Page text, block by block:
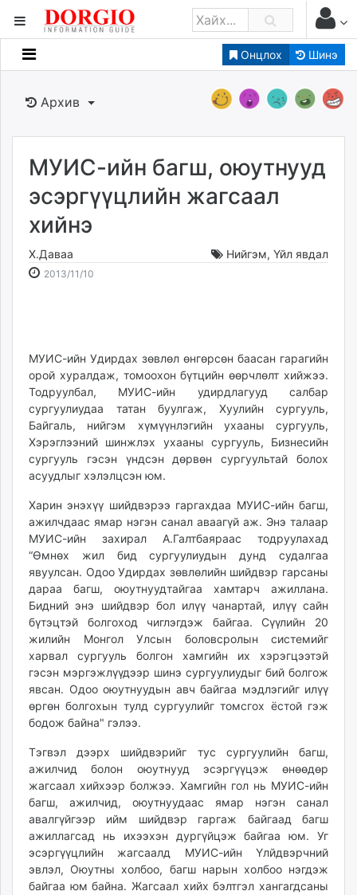
Онцлох Шинэ
Мэдээллийн
Банк санхүү
Бизнес ААН
Төрийн
dorgio.mn
Gogo.mn
caak.mn
ikon.mn
mnb.mn
Livetv.mn
Eguur.mn
24tsag.mn
shuud.mn
ergelt.mn
zarig.mn
today.mn
zuv.mn
mminfo.mn
ugluu.mn
urlag.mn
asu.mn
shudarga.mn
shuurhai.mn
unuudur.mn
isee.mn
mglradio.com
fact.mn
itoim.mn
tumen.mn
shuum.mn
times.mn
tvmongolia.mn
Архив
МУИС-ийн багш, оюутнууд
эсэргүүцлийн жагсаал
хийнэ
Х.Даваа Нийгэм, Үйл явдал
2013/11/10
МУИС-ийн Удирдах зөвлөл өнгөрсөн баасан гарагийн
орой хуралдаж, томоохон бүтцийн өөрчлөлт хийжээ.
Тодруулбал, МУИС-ийн удирдлагууд салбар
сургуулиудаа татан буулгаж, Хуулийн сургууль,
Байгаль, нийгэм хүмүүнлэгийн ухааны сургууль,
Хэрэглээний шинжлэх ухааны сургууль, Бизнесийн
сургууль гэсэн үндсэн дөрвөн сургуультай болох
асуудлыг хэлэлцсэн юм.
Харин энэхүү шийдвэрээ гаргахдаа МУИС-ийн багш,
ажилчдаас ямар нэгэн санал аваагүй аж. Энэ талаар
МУИС-ийн захирал А.Галтбаяраас тодруулахад
“Өмнөх жил бид сургуулиудын дунд судалгаа
явуулсан. Одоо Удирдах зөвлөлийн шийдвэр гарсаны
дараа багш, оюутнуудтайгаа хамтарч ажиллана.
Бидний энэ шийдвэр бол илүү чанартай, илүү сайн
бүтэцтэй болгоход чиглэгдэж байгаа. Сүүлийн 20
жилийн Монгол Улсын боловсролын системийг
харвал сургууль болгон хамгийн их хэрэгцээтэй
гэсэн мэргэжлүүдээр шинэ сургуулиудыг бий болгож
явсан. Одоо оюутнуудын авч байгаа мэдлэгийг илүү
өргөн болгохын тулд сургуулийг томсгох ёстой гэж
бодож байна" гэлээ.
Тэгвэл дээрх шийдвэрийг тус сургуулийн багш,
ажилчид болон оюутнууд эсэргүүцэж өнөөдөр
жагсаал хийхээр болжээ. Хамгийн гол нь МУИС-ийн
багш, ажилчид, оюутнуудаас ямар нэгэн санал
авалгүйгээр ийм шийдвэр гаргаж байгаад багш
ажиллагсад нь ихээхэн дургүйцэж байгаа юм. Уг
эсэргүүцлийн жагсаалд МУИС-ийн Үлйдвэрчний
эвлэл, Оюутны холбоо, багш нарын холбоо нэгдэж
байгаа юм байна. Жагсаал хийх бэлтгэл хангагдсаны